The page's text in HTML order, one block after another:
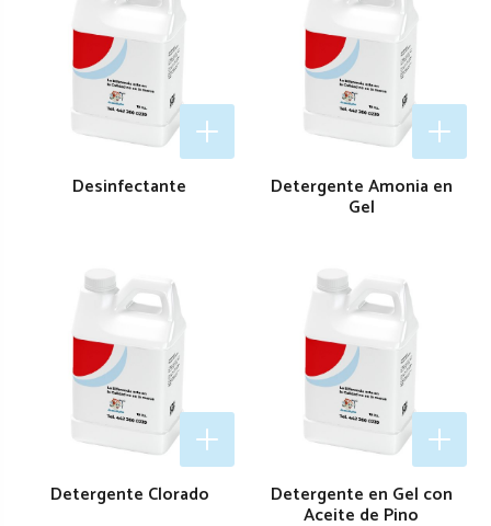
Desinfectante Detergente Amonia en
Gel
Detergente Clorado Detergente en Gel con
Aceite de Pino